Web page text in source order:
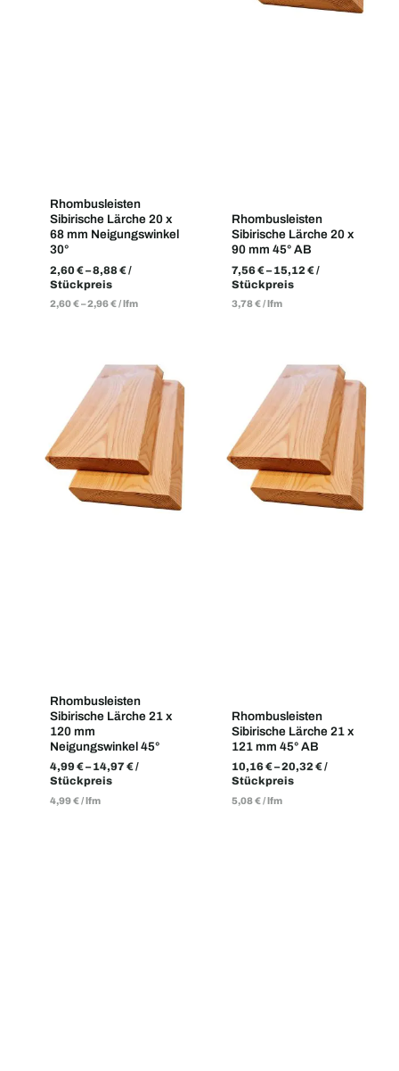
Rhombusleisten
Sibirische Lärche 20 x
68 mm Neigungswinkel
30°
2,60€–8,88€/
Stückpreis
2,60€–2,96€/lfm
Rhombusleisten
Sibirische Lärche 20 x
90 mm 45° AB
7,56€–15,12€/
Stückpreis
3,78€/lfm
Rhombusleisten
Sibirische Lärche 21 x
120 mm
Neigungswinkel 45°
4,99€–14,97€/
Stückpreis
4,99€/lfm
Rhombusleisten
Sibirische Lärche 21 x
121 mm 45° AB
10,16€–20,32€/
Stückpreis
5,08€/lfm